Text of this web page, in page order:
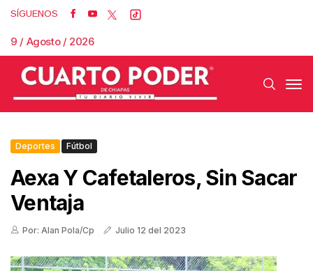
SÍGUENOS
9 / Agosto / 2026
Deportes Fútbol
Aexa Y Cafetaleros, Sin Sacar
Ventaja
Por: Alan Pola/Cp Julio 12 del 2023